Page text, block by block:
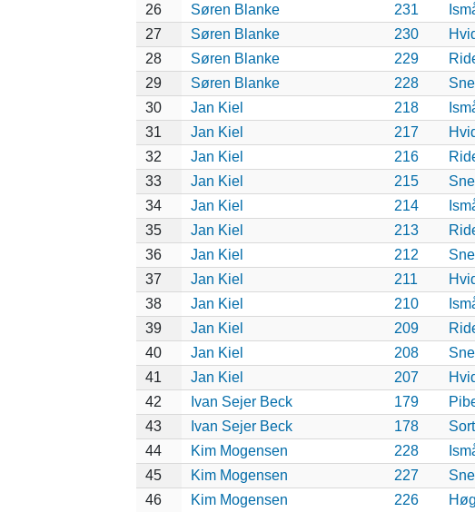
26
Søren Blanke 231
27
Søren Blanke 230
28
Søren Blanke 229
29
Søren Blanke 228
30
Jan Kiel 218
31
Jan Kiel 217
32
Jan Kiel 216
33
Jan Kiel 215
34
Jan Kiel 214
35
Jan Kiel 213
36
Jan Kiel 212
37
Jan Kiel 211
38
Jan Kiel 210
39
Jan Kiel 209
40
Jan Kiel 208
41
Jan Kiel 207
42
Ivan Sejer Beck 179
43
Ivan Sejer Beck 178
44
Kim Mogensen 228
45
Kim Mogensen 227
46
Kim Mogensen 226